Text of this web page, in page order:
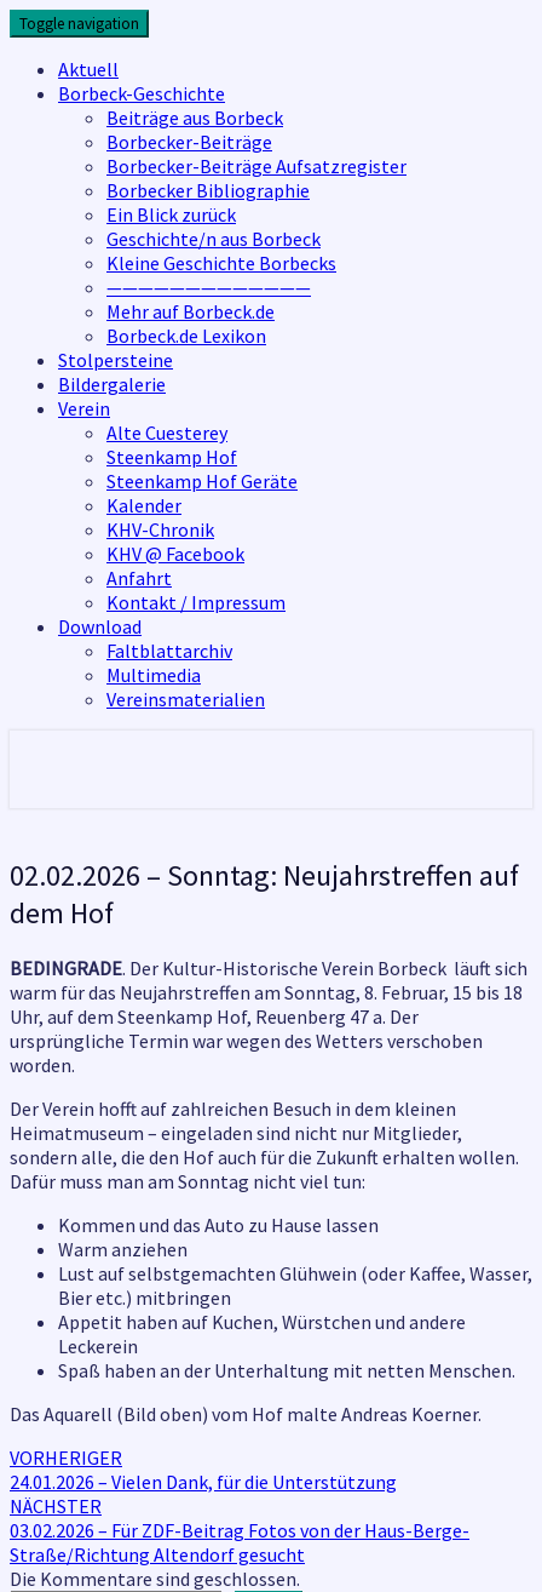
Skip
to
content
Toggle navigation
Aktuell
Borbeck-Geschichte
Beiträge aus Borbeck
Borbecker-Beiträge
Borbecker-Beiträge Aufsatzregister
Borbecker Bibliographie
Ein Blick zurück
Geschichte/n aus Borbeck
Kleine Geschichte Borbecks
—————————————
Mehr auf Borbeck.de
Borbeck.de Lexikon
Stolpersteine
Bildergalerie
Verein
Alte Cuesterey
Steenkamp Hof
Steenkamp Hof Geräte
Kalender
KHV-Chronik
KHV @ Facebook
Anfahrt
Kontakt / Impressum
Download
Faltblattarchiv
Multimedia
Vereinsmaterialien
02.02.2026
–
Sonntag:
auf
dem
Hof
02.02.2026 – Sonntag: Neujahrstreffen auf
dem Hof
BEDINGRADE. Der Kultur-Historische Verein Borbeck läuft sich
warm für das Neujahrstreffen am Sonntag, 8. Februar, 15 bis 18
Uhr, auf dem Steenkamp Hof, Reuenberg 47 a. Der
ursprüngliche Termin war wegen des Wetters verschoben
worden.
Der Verein hofft auf zahlreichen Besuch in dem kleinen
Heimatmuseum – eingeladen sind nicht nur Mitglieder,
sondern alle, die den Hof auch für die Zukunft erhalten wollen.
Dafür muss man am Sonntag nicht viel tun:
Kommen und das Auto zu Hause lassen
Warm anziehen
Lust auf selbstgemachten Glühwein (oder Kaffee, Wasser,
Bier etc.) mitbringen
Appetit haben auf Kuchen, Würstchen und andere
Leckerein
Spaß haben an der Unterhaltung mit netten Menschen.
Das Aquarell (Bild oben) vom Hof malte Andreas Koerner.
Beitragsnavigation
VORHERIGER
24.01.2026 – Vielen Dank, für die Unterstützung
NÄCHSTER
03.02.2026 – Für ZDF-Beitrag Fotos von der Haus-Berge-
Straße/Richtung Altendorf gesucht
Die Kommentare sind geschlossen.